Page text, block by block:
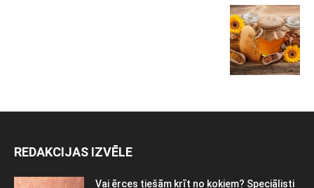
REDAKCIJAS IZVĒLE
Vai ērces tiešām krīt no kokiem? Speciālisti